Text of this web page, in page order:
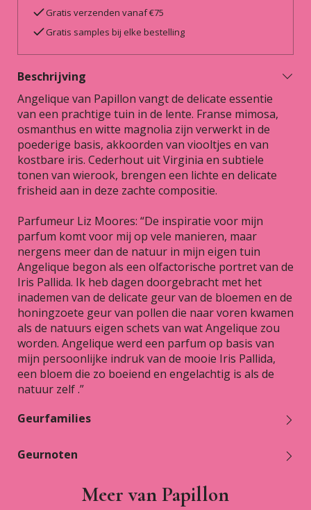
Gratis verzenden vanaf €75
Gratis samples bij elke bestelling
Beschrijving
Angelique van Papillon vangt de delicate essentie
van een prachtige tuin in de lente. Franse mimosa,
osmanthus en witte magnolia zijn verwerkt in de
poederige basis, akkoorden van viooltjes en van
kostbare iris. Cederhout uit Virginia en subtiele
tonen van wierook, brengen een lichte en delicate
frisheid aan in deze zachte compositie.
Parfumeur Liz Moores: “De inspiratie voor mijn
parfum komt voor mij op vele manieren, maar
nergens meer dan de natuur in mijn eigen tuin
Angelique begon als een olfactorische portret van de
Iris Pallida. Ik heb dagen doorgebracht met het
inademen van de delicate geur van de bloemen en de
honingzoete geur van pollen die naar voren kwamen
als de natuurs eigen schets van wat Angelique zou
worden. Angelique werd een parfum op basis van
mijn persoonlijke indruk van de mooie Iris Pallida,
een bloem die zo boeiend en engelachtig is als de
natuur zelf .”
Geurfamilies
Geurnoten
Meer van Papillon